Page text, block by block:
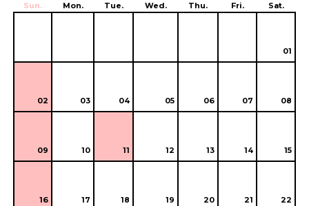
Sun. Mon. Tue. Wed. Thu. Fri. Sat.
01
02 03 04 05 06 07 08
09 10 11 12 13 14 15
16 17 18 19 20 21 22